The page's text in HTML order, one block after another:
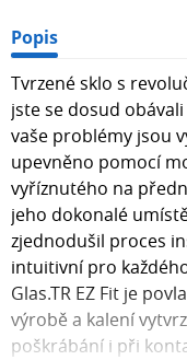
Popis
Tvrzené sklo s
jste se dosud
vaše problémy jsou
upevněno pomocí
vyříznutého na
jeho dokonalé
zjednodušil proces
intuitivní pro
Glas.TR EZ Fit je
výrobě a kalení
poškrábání i při